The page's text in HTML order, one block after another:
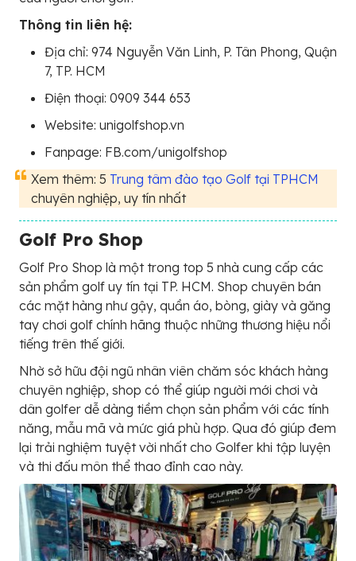
Thông tin liên hệ:
Địa chỉ: 974 Nguyễn Văn Linh, P. Tân Phong, Quận
7, TP. HCM
Điện thoại: 0909 344 653
Website: unigolfshop.vn
Fanpage: FB.com/unigolfshop
Xem thêm: 5 Trung tâm đào tạo Golf tại TPHCM
chuyên nghiệp, uy tín nhất
Golf Pro Shop
Golf Pro Shop là một trong top 5 nhà cung cấp các
sản phẩm golf uy tín tại TP. HCM. Shop chuyên bán
các mặt hàng như gậy, quần áo, bòng, giày và găng
tay chơi golf chính hãng thuộc những thương hiệu nổi
tiếng trên thế giới.
Nhờ sở hữu đội ngũ nhân viên chăm sóc khách hàng
chuyên nghiệp, shop có thể giúp người mới chơi và
dân golfer dễ dàng tiềm chọn sản phẩm với các tính
năng, mẫu mã và mức giá phù hợp. Qua đó giúp đem
lại trải nghiệm tuyệt vời nhất cho Golfer khi tập luyện
và thi đấu môn thể thao đỉnh cao này.